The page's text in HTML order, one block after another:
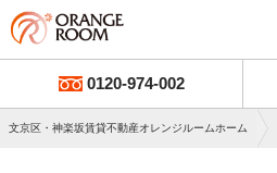
0120-974-002
文京区・神楽坂賃貸不動産オレンジルームホーム